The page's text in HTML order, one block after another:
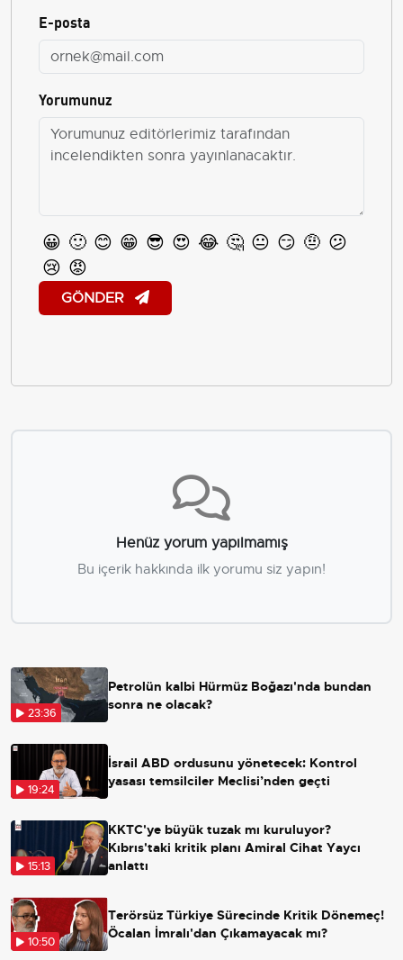
E-posta
Yorumunuz
😀 🙂 😊 😁 😎 😍 😂 🤔 😐 😏 🤨 😕
😢 😡
GÖNDER
Henüz yorum yapılmamış
Bu içerik hakkında ilk yorumu siz yapın!
23:36
Petrolün kalbi Hürmüz Boğazı'nda bundan
sonra ne olacak?
19:24
İsrail ABD ordusunu yönetecek: Kontrol
yasası temsilciler Meclisi’nden geçti
15:13
KKTC'ye büyük tuzak mı kuruluyor?
Kıbrıs'taki kritik planı Amiral Cihat Yaycı
anlattı
10:50
Terörsüz Türkiye Sürecinde Kritik Dönemeç!
Öcalan İmralı'dan Çıkamayacak mı?